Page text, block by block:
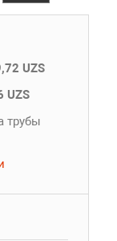
UZS
UZS
трубы